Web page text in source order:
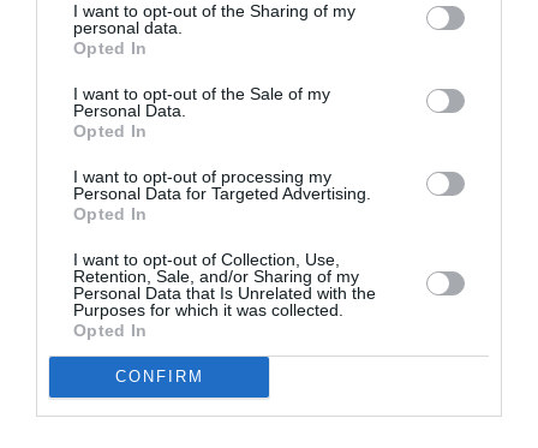
I want to opt-out of the Sharing of my
personal data.
Opted In
I want to opt-out of the Sale of my
Personal Data.
Opted In
I want to opt-out of processing my
Personal Data for Targeted Advertising.
Opted In
I want to opt-out of Collection, Use,
Retention, Sale, and/or Sharing of my
Personal Data that Is Unrelated with the
Purposes for which it was collected.
Opted In
CONFIRM
τα παιδιά να μεταναστεύουν.
«Το Tango της Ζωής»
Συναυλία με τη Ζωή Τηγανούρια. Ένα μουσικό
οδοιπορικό της 20ετούς καλλιτεχνικής της διαδρομής,
μέσα από τις συνθέσεις, τα τραγούδια και τις διασκευές
της. Ερμηνεύουν: Άννα Κατσούλη και Άννα Μπιλιλή.
Σάββατο 15 Ιουλίου 2023
21:00| Θέατρο Κολωνού
«Λαϊκά Τραγούδια θα λέω μια ζωή»
Συναυλία με τους Δημήτρη Κανέλλο και Πολυξένη
Καράκογλου με διαχρονικά λαϊκά τραγούδια.